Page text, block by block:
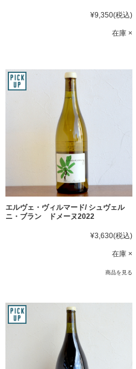
¥9,350(税込)
在庫 ×
エルヴェ・ヴィルマード/ シュヴェル
ニ・ブラン ドメーヌ2022
¥3,630(税込)
在庫 ×
商品を見る